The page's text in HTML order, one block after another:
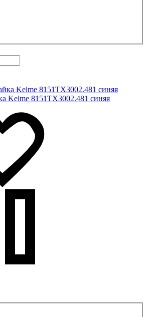
Kelme 8151TX3002.481 синяя